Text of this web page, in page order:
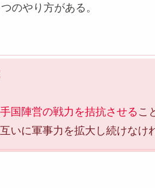
のやり方がある。
国陣営の戦力を拮抗させる こ
いに軍事力を拡大し続けなけ